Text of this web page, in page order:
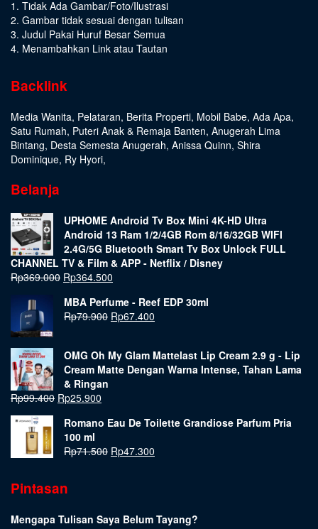
1. Tidak Ada Gambar/Foto/Ilustrasi
2. Gambar tidak sesuai dengan tulisan
3. Judul Pakai Huruf Besar Semua
4. Menambahkan Link atau Tautan
Backlink
Media Wanita, Pelataran, Berita Properti, Mobil Babe, Ada Apa,
Satu Rumah, Puteri Anak & Remaja Banten, Anugerah Lima
Bintang, Desta Semesta Anugerah, Anissa Quinn, Shira
Dominique, Ry Hyori,
Belanja
UPHOME Android Tv Box Mini 4K-HD Ultra
Android 13 Ram 1/2/4GB Rom 8/16/32GB WIFI
2.4G/5G Bluetooth Smart Tv Box Unlock FULL
CHANNEL TV & Film & APP - Netflix / Disney
Rp369.000 Rp364.500
MBA Perfume - Reef EDP 30ml
Rp79.900 Rp67.400
OMG Oh My Glam Mattelast Lip Cream 2.9 g - Lip
Cream Matte Dengan Warna Intense, Tahan Lama
& Ringan
Rp99.400 Rp25.900
Romano Eau De Toilette Grandiose Parfum Pria
100 ml
Rp71.500 Rp47.300
Pintasan
Mengapa Tulisan Saya Belum Tayang?